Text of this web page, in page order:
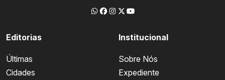
Editorias
Últimas
Cidades
Institucional
Sobre Nós
Expediente